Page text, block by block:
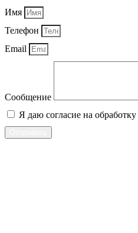
Имя
Телефон
Email
Сообщение
Я даю согласие на обработку